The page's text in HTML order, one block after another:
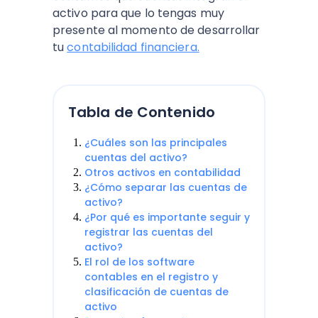
activo para que lo tengas muy
presente al momento de desarrollar
tucontabilidad financiera.
Tabla de Contenido
¿Cuáles son las principales
cuentas del activo?
Otros activos en contabilidad
¿Cómo separar las cuentas de
activo?
¿Por qué es importante seguir y
registrar las cuentas del
activo?
El rol de los software
contables en el registro y
clasificación de cuentas de
activo